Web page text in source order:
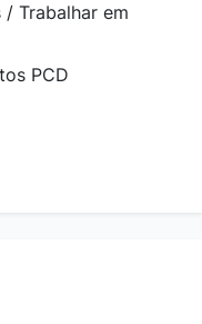
Trabalhar em
PCD